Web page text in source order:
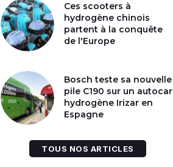
Ces scooters à
hydrogène chinois
partent à la conquête
de l'Europe
Bosch teste sa nouvelle
pile C190 sur un autocar
hydrogène Irizar en
Espagne
TOUS NOS ARTICLES